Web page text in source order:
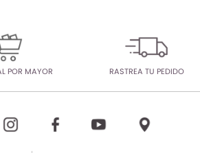
POR MAYOR RASTREA TU PEDIDO